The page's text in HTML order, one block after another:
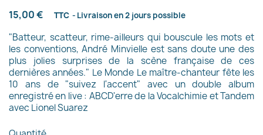
15,00 € TTC Livraison en 2 jours possible
"Batteur, scatteur, rime-ailleurs qui bouscule les mots et
les conventions, André Minvielle est sans doute une des
plus jolies surprises de la scène française de ces
dernières années." Le Monde Le maître-chanteur fête les
10 ans de "suivez l'accent" avec un double album
enregistré en live : ABCD'erre de la Vocalchimie et Tandem
avec Lionel Suarez